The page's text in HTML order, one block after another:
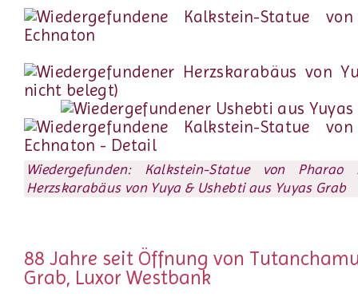
Wiedergefunden: Kalkstein-Statue von Pharao
Herzskarabäus von Yuya & Ushebti aus Yuyas Grab
88 Jahre seit Öffnung von
Grab, Luxor Westbank